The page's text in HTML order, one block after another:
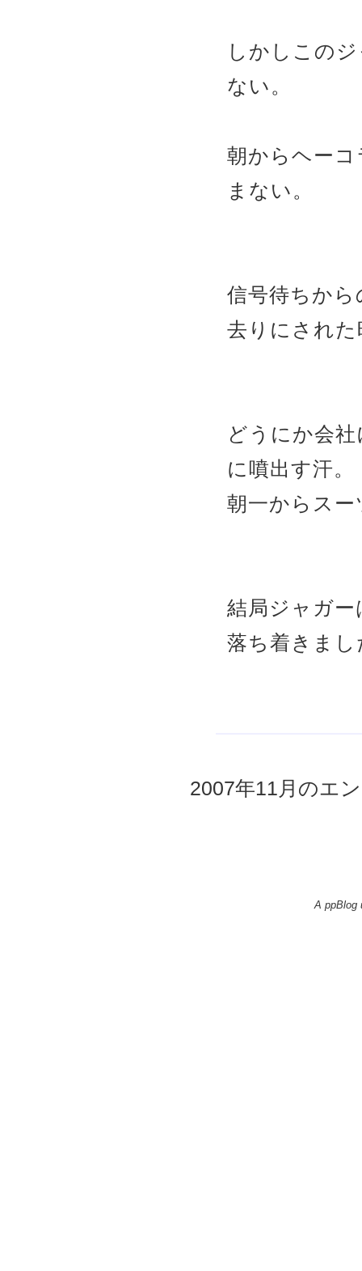
しかしこの
ない。
朝からヘー
まない。
信号待ちか
去りにされ
どうにか会
に噴出す汗。
朝一からス
結局ジャガ
落ち着きま
2007年11月のエ
A ppBlog